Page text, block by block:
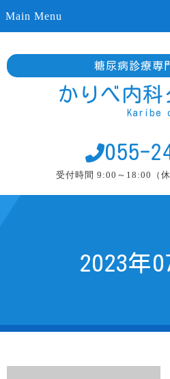
Main Menu
糖尿病診療専
かりべ内科
Karibe
055-
受付時間 9:00～18:00（
2023年